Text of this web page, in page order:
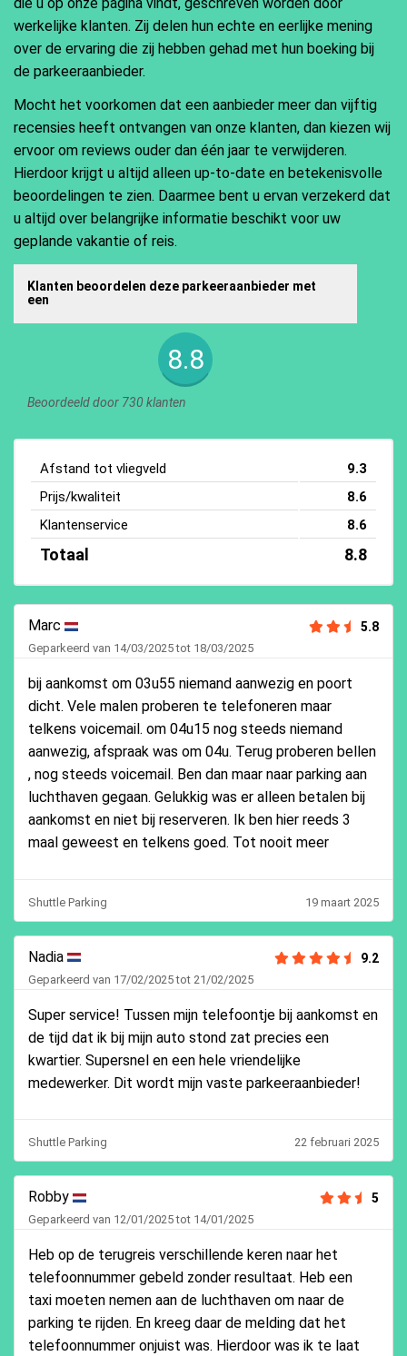
werkelijke klanten. Zij delen hun echte en eerlijke mening
over de ervaring die zij hebben gehad met hun boeking bij
de parkeeraanbieder.
Mocht het voorkomen dat een aanbieder meer dan vijftig
recensies heeft ontvangen van onze klanten, dan kiezen wij
ervoor om reviews ouder dan één jaar te verwijderen.
Hierdoor krijgt u altijd alleen up-to-date en betekenisvolle
beoordelingen te zien. Daarmee bent u ervan verzekerd dat
u altijd over belangrijke informatie beschikt voor uw
geplande vakantie of reis.
Klanten beoordelen deze parkeeraanbieder met
een
8.8
Beoordeeld door 730 klanten
Afstand tot vliegveld
9.3
Prijs/kwaliteit
8.6
Klantenservice
8.6
Totaal 8.8
Marc 5.8
Geparkeerd van 14/03/2025 tot 18/03/2025
bij aankomst om 03u55 niemand aanwezig en poort
dicht. Vele malen proberen te telefoneren maar
telkens voicemail. om 04u15 nog steeds niemand
aanwezig, afspraak was om 04u. Terug proberen bellen
, nog steeds voicemail. Ben dan maar naar parking aan
luchthaven gegaan. Gelukkig was er alleen betalen bij
aankomst en niet bij reserveren. Ik ben hier reeds 3
maal geweest en telkens goed. Tot nooit meer
Shuttle Parking 19 maart 2025
Nadia 9.2
Geparkeerd van 17/02/2025 tot 21/02/2025
Super service! Tussen mijn telefoontje bij aankomst en
de tijd dat ik bij mijn auto stond zat precies een
kwartier. Supersnel en een hele vriendelijke
medewerker. Dit wordt mijn vaste parkeeraanbieder!
Shuttle Parking 22 februari 2025
Robby 5
Geparkeerd van 12/01/2025 tot 14/01/2025
Heb op de terugreis verschillende keren naar het
telefoonnummer gebeld zonder resultaat. Heb een
taxi moeten nemen aan de luchthaven om naar de
parking te rijden. En kreeg daar de melding dat het
telefoonnummer onjuist was. Hierdoor was ik te laat